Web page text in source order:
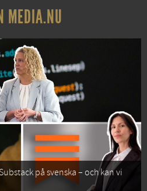
MEDIA.NU
på svenska – och kan vi